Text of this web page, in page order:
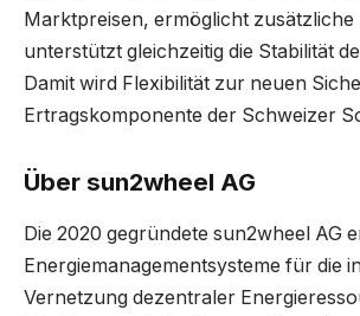
Marktpreisen, ermöglicht zusätzliche
unterstützt gleichzeitig die Stabilität
Damit wird Flexibilität zur neuen
Ertragskomponente der Schweizer
Über sun2wheel AG
Die 2020 gegründete sun2wheel AG
Energiemanagementsysteme für die
Vernetzung dezentraler